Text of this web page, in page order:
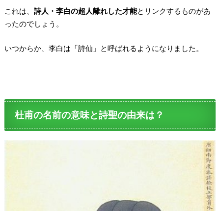
これは、 詩人・李白の超人離れした才能とリンクするものがあ
ったのでしょう。
いつからか、李白は「詩仙」と呼ばれるようになりました。
杜甫の名前の意味と詩聖の由来は？